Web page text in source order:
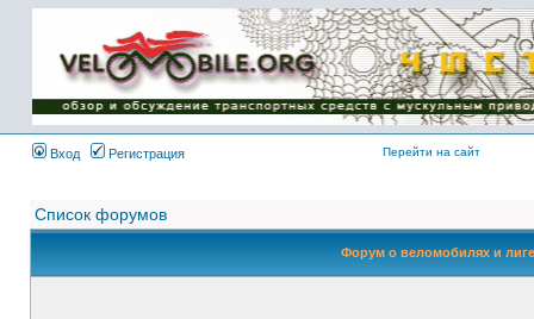
Имя пользователя:
Пароль:
{ LOG_ME_IN_SHORT
}
Вход
Регистрация Перейти на сайт
Список форумов
Форум о веломобилях и